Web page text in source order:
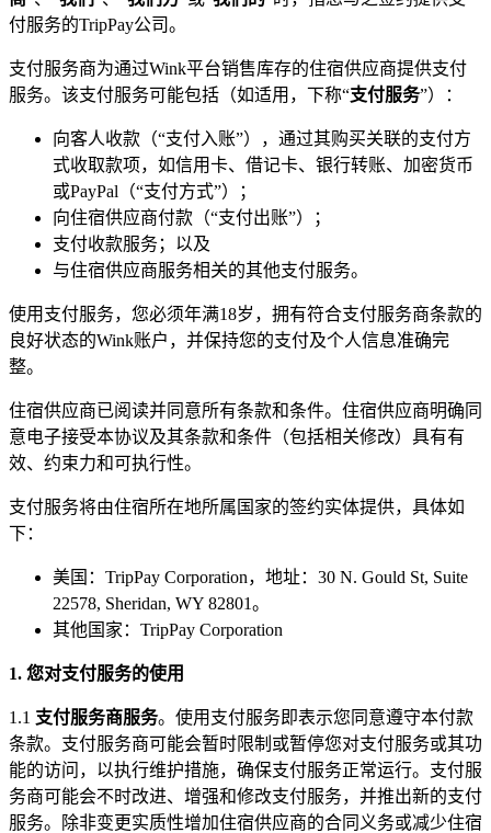
付服务的TripPay公司。
支付服务商为通过Wink平台销售库存的住宿供应商提供支付
服务。该支付服务可能包括（如适用，下称“支付服务”）：
向客人收款（“支付入账”），通过其购买关联的支付方
式收取款项，如信用卡、借记卡、银行转账、加密货币
或PayPal（“支付方式”）；
向住宿供应商付款（“支付出账”）；
支付收款服务；以及
与住宿供应商服务相关的其他支付服务。
使用支付服务，您必须年满18岁，拥有符合支付服务商条款的
良好状态的Wink账户，并保持您的支付及个人信息准确完
整。
住宿供应商已阅读并同意所有条款和条件。住宿供应商明确同
意电子接受本协议及其条款和条件（包括相关修改）具有有
效、约束力和可执行性。
支付服务将由住宿所在地所属国家的签约实体提供，具体如
下：
美国：TripPay Corporation，地址：30 N. Gould St, Suite
22578, Sheridan, WY 82801。
其他国家：TripPay Corporation
1. 您对支付服务的使用
1.1 支付服务商服务。使用支付服务即表示您同意遵守本付款
条款。支付服务商可能会暂时限制或暂停您对支付服务或其功
能的访问，以执行维护措施，确保支付服务正常运行。支付服
务商可能会不时改进、增强和修改支付服务，并推出新的支付
服务。除非变更实质性增加住宿供应商的合同义务或减少住宿